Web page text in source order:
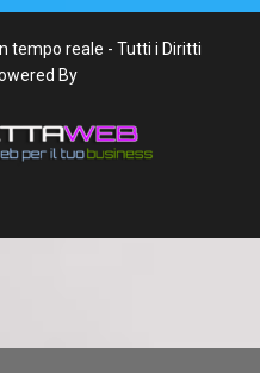
tempo reale - Tutti i Diritti
By